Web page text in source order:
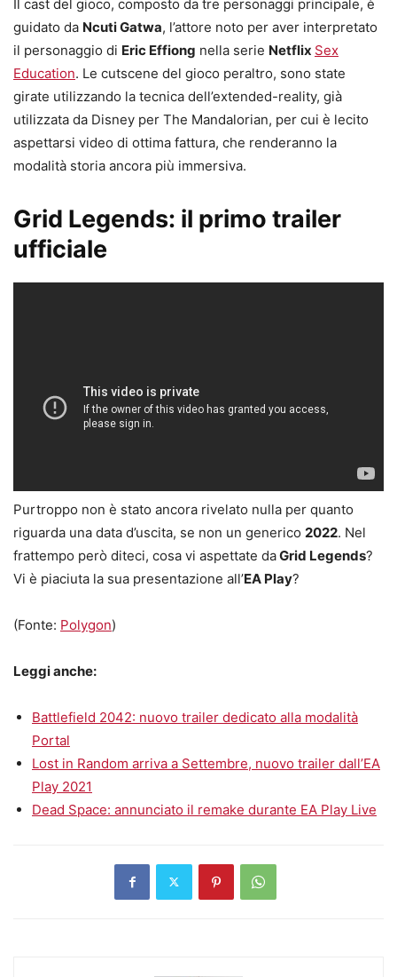
Il cast del gioco, composto da tre personaggi principale, è
guidato da Ncuti Gatwa, l’attore noto per aver interpretato
il personaggio di Eric Effiong nella serie Netflix Sex
Education. Le cutscene del gioco peraltro, sono state
girate utilizzando la tecnica dell’extended-reality, già
utilizzata da Disney per The Mandalorian, per cui è lecito
aspettarsi video di ottima fattura, che renderanno la
modalità storia ancora più immersiva.
Grid Legends: il primo trailer
ufficiale
Purtroppo non è stato ancora rivelato nulla per quanto
riguarda una data d’uscita, se non un generico 2022. Nel
frattempo però diteci, cosa vi aspettate daGrid Legends?
Vi è piaciuta la sua presentazione all’EA Play?
(Fonte: Polygon)
Leggi anche:
Battlefield 2042: nuovo trailer dedicato alla modalità
Portal
Lost in Random arriva a Settembre, nuovo trailer dall’EA
Play 2021
Dead Space: annunciato il remake durante EA Play Live